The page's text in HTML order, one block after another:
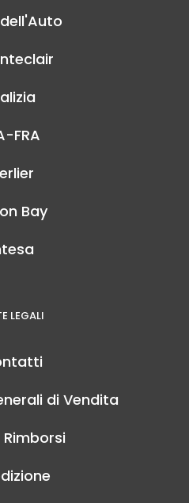
FRA
Bay
LEGALI
di Vendita
Rimborsi